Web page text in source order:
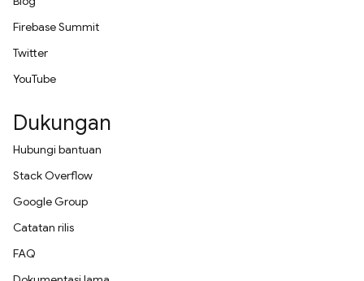
Firebase Summit
Twitter
YouTube
Dukungan
Hubungi bantuan
Stack Overflow
Google Group
Catatan rilis
FAQ